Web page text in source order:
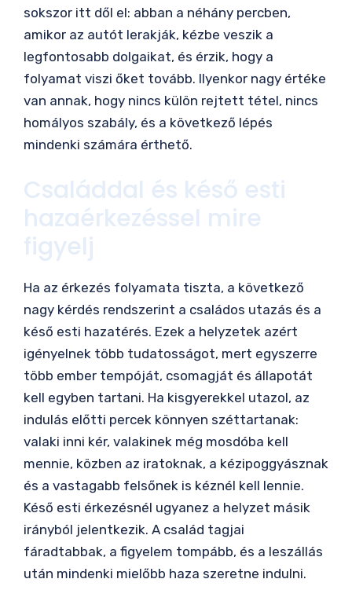
sokszor itt dől el: abban a néhány percben,
amikor az autót lerakják, kézbe veszik a
legfontosabb dolgaikat, és érzik, hogy a
folyamat viszi őket tovább. Ilyenkor nagy értéke
van annak, hogy nincs külön rejtett tétel, nincs
homályos szabály, és a következő lépés
mindenki számára érthető.
Családdal és késő esti
hazaérkezéssel mire
figyelj
Ha az érkezés folyamata tiszta, a következő
nagy kérdés rendszerint a családos utazás és a
késő esti hazatérés. Ezek a helyzetek azért
igényelnek több tudatosságot, mert egyszerre
több ember tempóját, csomagját és állapotát
kell egyben tartani. Ha kisgyerekkel utazol, az
indulás előtti percek könnyen széttartanak:
valaki inni kér, valakinek még mosdóba kell
mennie, közben az iratoknak, a kézipoggyásznak
és a vastagabb felsőnek is kéznél kell lennie.
Késő esti érkezésnél ugyanez a helyzet másik
irányból jelentkezik. A család tagjai
fáradtabbak, a figyelem tompább, és a leszállás
után mindenki mielőbb haza szeretne indulni.